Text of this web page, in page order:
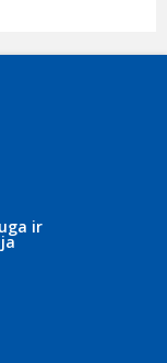
ir